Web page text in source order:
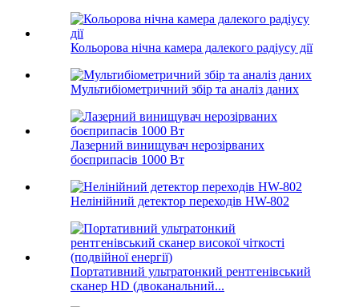
Кольорова нічна камера далекого радіусу дії
Мультибіометричний збір та аналіз даних
Лазерний винищувач нерозірваних
боєприпасів 1000 Вт
Нелінійний детектор переходів HW-802
Портативний ультратонкий рентгенівський
сканер HD (двоканальний...